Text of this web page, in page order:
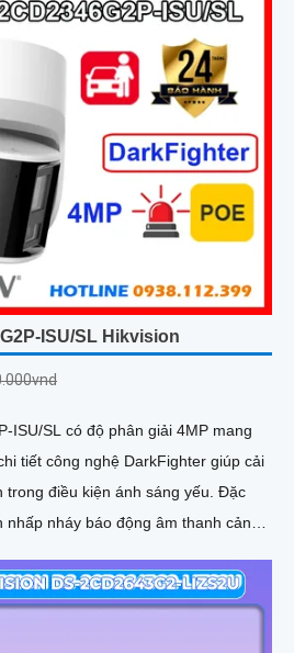
ISU/SL Hikvision
ISU/SL có độ phân giải 4MP mang
tiết công nghệ DarkFighter giúp cải
điều kiện ánh sáng yếu. Đặc
nháy báo động âm thanh cảnh